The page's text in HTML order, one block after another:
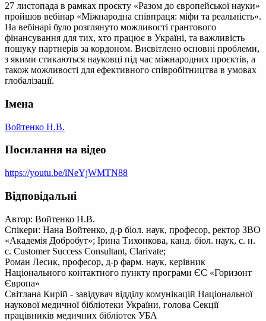
27 листопада в рамках проєкту «Разом до європейської науки»
пройшов вебінар «Міжнародна співпраця: міфи та реальність».
На вебінарі було розглянуто можливості грантового
фінансування для тих, хто працює в Україні, та важливість
пошуку партнерів за кордоном. Висвітлено основні проблеми,
з якими стикаються науковці під час міжнародних проєктів, а
також можливості для ефективного співробітництва в умовах
глобалізації.
Імена
Войтенко Н.В.
Посилання на відео
https://youtu.be/lNeYjWMTN88
Відповідальні
Автор: Войтенко Н.В.
Спікери: Нана Войтенко, д-р біол. наук, професор, ректор ЗВО
«Академія Добробут»; Ірина Тихонкова, канд. біол. наук, с. н.
с. Customer Success Consultant, Clarivate;
Роман Лесик, професор, д-р фарм. наук, керівник
Національного контактного пункту програми ЄС «Горизонт
Європа»
Світлана Кирій - завідувач відділу комунікацій Національної
наукової медичної бібліотеки України, голова Секції
працівників медичних бібліотек УБА